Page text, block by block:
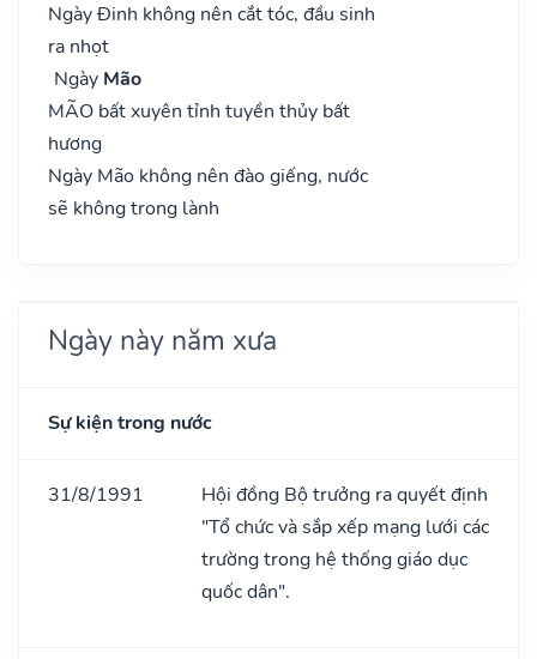
Ngày Đinh không nên cắt tóc, đầu sinh
ra nhọt
Ngày Mão
MÃO bất xuyên tỉnh tuyền thủy bất
hương
Ngày Mão không nên đào giếng, nước
sẽ không trong lành
Ngày này năm xưa
Sự kiện trong nước
31/8/1991
Hội đồng Bộ trưởng ra quyết định
"Tổ chức và sắp xếp mạng lưới các
trường trong hệ thống giáo dục
quốc dân".